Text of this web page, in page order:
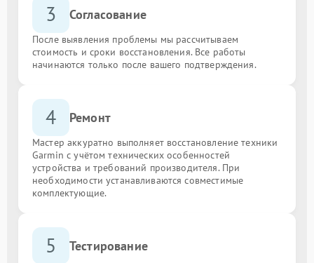
3 Согласование
После выявления проблемы мы рассчитываем
стоимость и сроки восстановления. Все работы
начинаются только после вашего подтверждения.
4 Ремонт
Мастер аккуратно выполняет восстановление техники
Garmin с учётом технических особенностей
устройства и требований производителя. При
необходимости устанавливаются совместимые
комплектующие.
5 Тестирование